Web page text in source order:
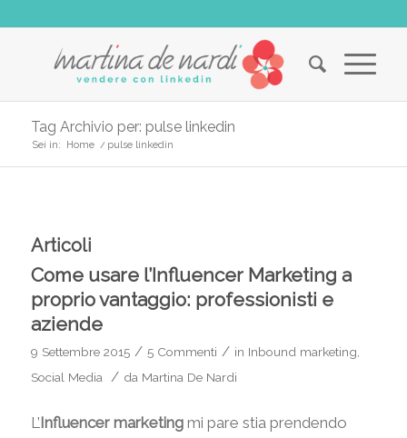
Tag Archivio per: pulse linkedin
Sei in: Home / pulse linkedin
Articoli
Come usare l’Influencer Marketing a
proprio vantaggio: professionisti e
aziende
9 Settembre 2015 / 5 Commenti / in Inbound marketing
Social Media
/ da Martina De Nardi
L’Influencer marketingmi pare stia prendendo